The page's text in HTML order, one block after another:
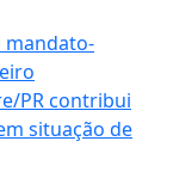
mandato-
PR contribui
situação de